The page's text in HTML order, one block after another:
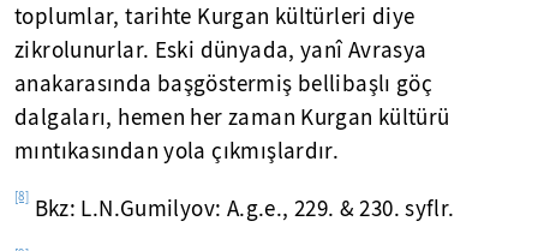
toplumlar, tarihte Kurgan kültürleri diye
zikrolunurlar. Eski dünyada, yanî Avrasya
anakarasında başgöstermiş bellibaşlı göç
dalgaları, hemen her zaman Kurgan kültürü
mıntıkasından yola çıkmışlardır.
[8] Bkz: L.N.Gumilyov: A.g.e., 229. & 230. syflr.